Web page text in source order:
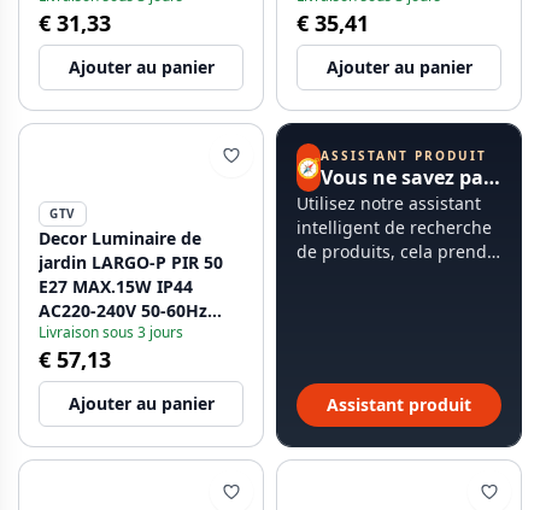
€ 31,33
Ajouter au panier
montage graphite.
1208963919
€ 35,41
Ajouter au panier
GTV
Decor Luminaire de
jardin LARGO-P PIR 50
E27 MAX.15W IP44
AC220-240V 50-60Hz
graphite de poteau.
1208963920
Livraison sous 3 jours
€ 57,13
Ajouter au panier
🧭ASSISTANT PRODUIT
Vous ne savez pas par où commencer ?
Utilisez notre assistant
intelligent de recherche
de produits, cela prend
Assistant produit